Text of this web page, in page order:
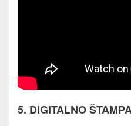
5. DIGITALNO